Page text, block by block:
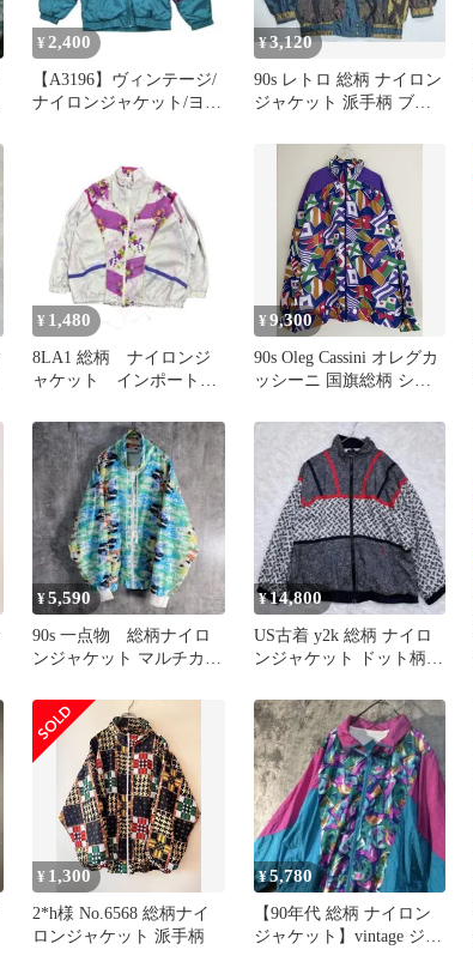
¥ 2,400
【A3196】ヴィンテージ/
ナイロンジャケット/ヨー
¥3,120
90s レトロ 総柄 ナイロン
ジャケット 派手柄 ブル
¥ 1,480
8LA1 総柄 ナイロンジ
ャケット インポート
¥9,300
90s Oleg Cassini オレグカ
ッシーニ 国旗総柄 シル
¥5,590
90s 一点物 総柄ナイロ
ンジャケット マルチカラ
L
¥14,800
US古着 y2k 総柄 ナイロ
ンジャケット ドット柄
¥ 1,300
2*h様 No.6568 総柄ナイ
ロンジャケット 派手柄
¥5,780
【90年代 総柄 ナイロン
ジャケット】vintage ジャ